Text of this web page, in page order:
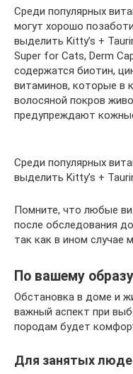
Среди популярных
могут хорошо
выделить Kitty’s +
Super for Cats, Derm
содержатся биотин,
витаминов, которые в
волосяной покров
предупреждают
Среди популярных
выделить Kitty’s +
Помните, что любые
после обследования
так как в ином случае
По вашему
Обстановка в доме и
важный аспект при
породам будет
Для занятых